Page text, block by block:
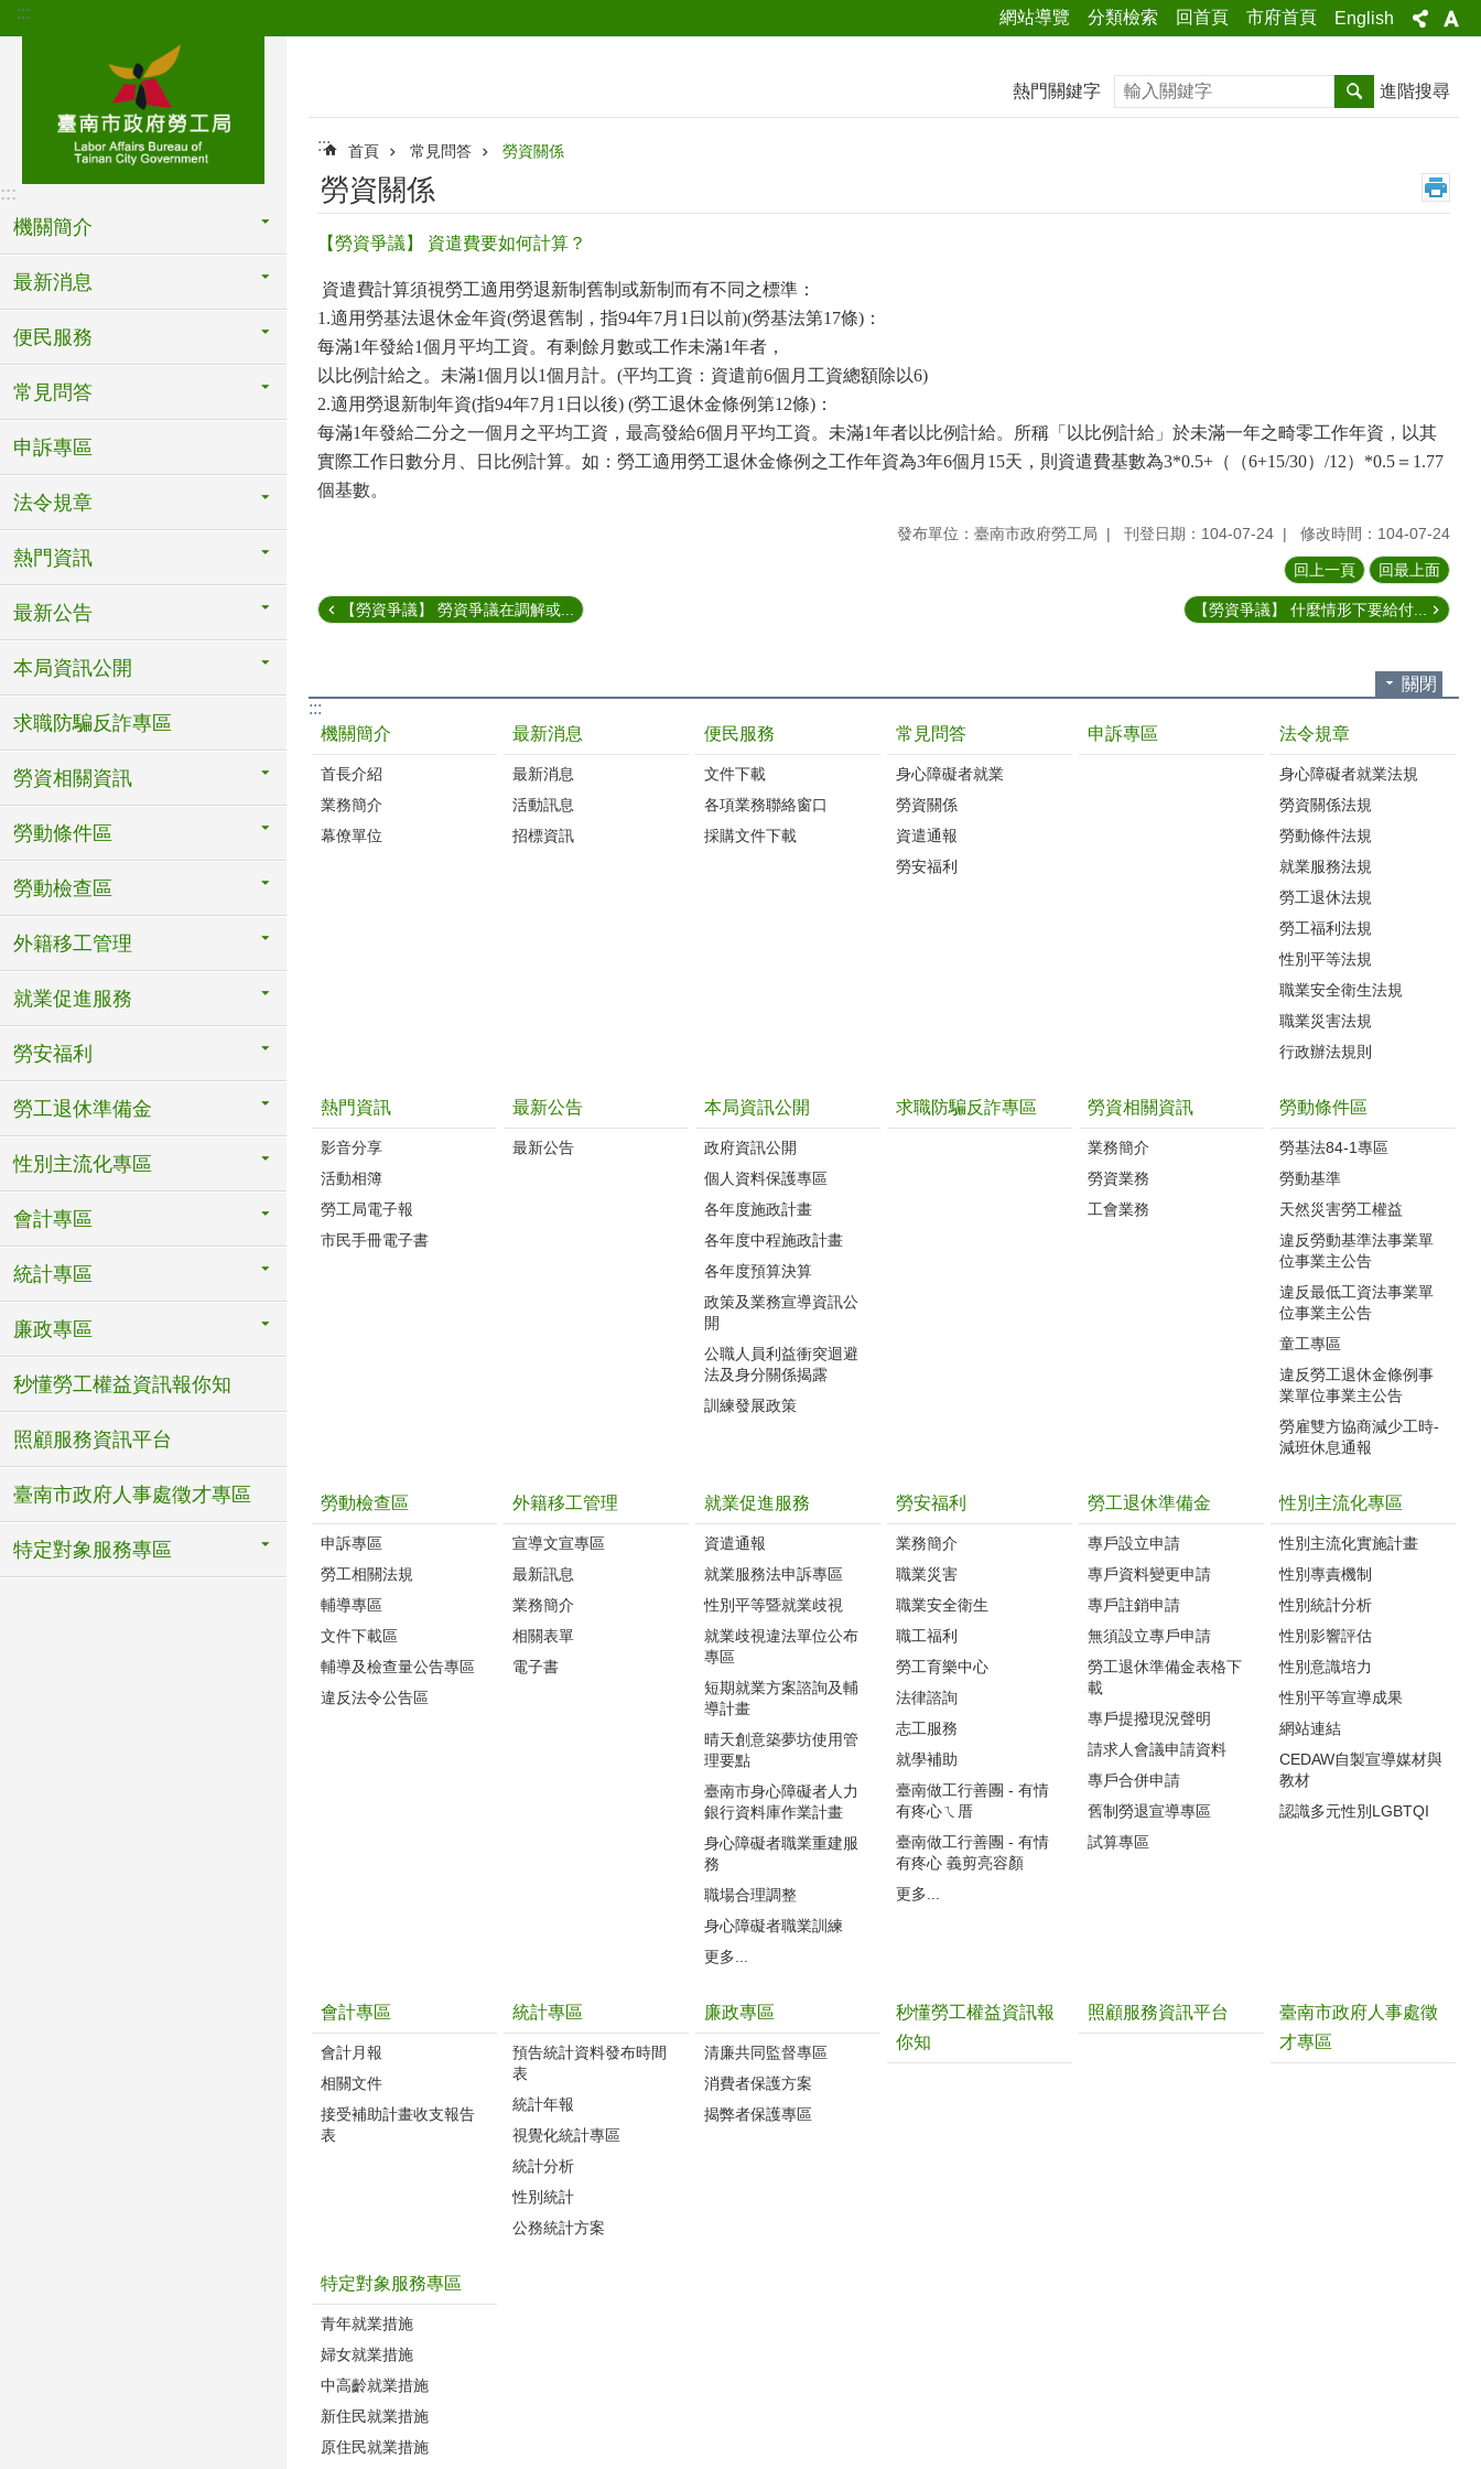
跳到主要內容區塊
::: 網站導覽 分類檢索 回首頁 市府首頁 English
:::
機關簡介
最新消息
便民服務
常見問答
申訴專區
法令規章
熱門資訊
最新公告
本局資訊公開
求職防騙反詐專區
勞資相關資訊
勞動條件區
勞動檢查區
外籍移工管理
就業促進服務
勞安福利
勞工退休準備金
性別主流化專區
會計專區
統計專區
廉政專區
秒懂勞工權益資訊報你知
照顧服務資訊平台
臺南市政府人事處徵才專區
特定對象服務專區
熱門關鍵字 搜尋 進階搜尋
::: 首頁 常見問答 勞資關係
勞資關係
【勞資爭議】 資遣費要如何計算？
資遣費計算須視勞工適用勞退新制舊制或新制而有不同之標準：
1.適用勞基法退休金年資(勞退舊制，指94年7月 1 日以前)(勞基法第17條) ：
每滿1年發給1個月平均工資。有剩餘月數或工作未滿1年者，
以比例計給之。未滿1個月以1個月計。 (平均工資：資遣前6個月工資總額除以6)
2.適用勞退新制年資(指94年7月 1 日以後) (勞工退休金條例第12條) ：
每滿1年發給二分之一個月之平均工資，最高發給6個月平均工資。未滿1年者以比例計給。所稱「以比例計給」於未滿一年之畸零工作年資，以其
實際工作日數分月、日比例計算。如：勞工適用勞工退休金條例之工作年資為3年6個月 15天，則資遣費基數為3*0.5+ （（6+15/30） /12） *0.5 ＝ 1.77
個基數。
發布單位：臺南市政府勞工局 刊登日期：104-07-24 修改時間：104-07-24
回上一頁 回最上面
【勞資爭議】 勞資爭議在調解或... 【勞資爭議】 什麼情形下要給付...
關閉
:::
機關簡介
首長介紹
業務簡介
幕僚單位
最新消息
最新消息
活動訊息
招標資訊
便民服務
文件下載
各項業務聯絡窗口
採購文件下載
常見問答
身心障礙者就業
勞資關係
資遣通報
勞安福利
申訴專區 法令規章
身心障礙者就業法規
勞資關係法規
勞動條件法規
就業服務法規
勞工退休法規
勞工福利法規
性別平等法規
職業安全衛生法規
職業災害法規
行政辦法規則
熱門資訊
影音分享
活動相簿
勞工局電子報
市民手冊電子書
最新公告
最新公告
本局資訊公開
政府資訊公開
個人資料保護專區
各年度施政計畫
各年度中程施政計畫
各年度預算決算
政策及業務宣導資訊公
開
公職人員利益衝突迴避
法及身分關係揭露
訓練發展政策
求職防騙反詐專區 勞資相關資訊
業務簡介
勞資業務
工會業務
勞動條件區
勞基法84-1專區
勞動基準
天然災害勞工權益
違反勞動基準法事業單
位事業主公告
違反最低工資法事業單
位事業主公告
童工專區
違反勞工退休金條例事
業單位事業主公告
勞雇雙方協商減少工時-
減班休息通報
勞動檢查區
申訴專區
勞工相關法規
輔導專區
文件下載區
輔導及檢查量公告專區
違反法令公告區
外籍移工管理
宣導文宣專區
最新訊息
業務簡介
相關表單
電子書
就業促進服務
資遣通報
就業服務法申訴專區
性別平等暨就業歧視
就業歧視違法單位公布
專區
短期就業方案諮詢及輔
導計畫
晴天創意築夢坊使用管
理要點
臺南市身心障礙者人力
銀行資料庫作業計畫
身心障礙者職業重建服
務
職場合理調整
身心障礙者職業訓練
更多...
勞安福利
業務簡介
職業災害
職業安全衛生
職工福利
勞工育樂中心
法律諮詢
志工服務
就學補助
臺南做工行善團 - 有情
有疼心ㄟ厝
臺南做工行善團 - 有情
有疼心 義剪亮容顏
更多...
勞工退休準備金
專戶設立申請
專戶資料變更申請
專戶註銷申請
無須設立專戶申請
勞工退休準備金表格下
載
專戶提撥現況聲明
請求人會議申請資料
專戶合併申請
舊制勞退宣導專區
試算專區
性別主流化專區
性別主流化實施計畫
性別專責機制
性別統計分析
性別影響評估
性別意識培力
性別平等宣導成果
網站連結
CEDAW自製宣導媒材與
教材
認識多元性別LGBTQI
會計專區
會計月報
相關文件
接受補助計畫收支報告
表
統計專區
預告統計資料發布時間
表
統計年報
視覺化統計專區
統計分析
性別統計
公務統計方案
廉政專區
清廉共同監督專區
消費者保護方案
揭弊者保護專區
秒懂勞工權益資訊報
你知
照顧服務資訊平台
臺南市政府人事處徵
才專區
特定對象服務專區
青年就業措施
婦女就業措施
中高齡就業措施
新住民就業措施
原住民就業措施